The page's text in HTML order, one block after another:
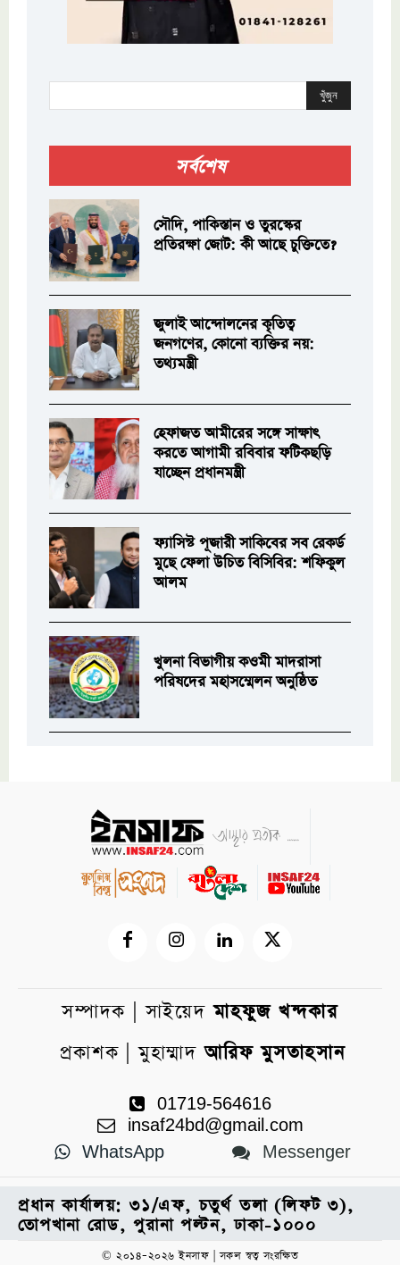
খুঁজুন
সর্বশেষ
সৌদি, পাকিস্তান ও তুরস্কের
প্রতিরক্ষা জোট: কী আছে চুক্তিতে?
জুলাই আন্দোলনের কৃতিত্ব
জনগণের, কোনো ব্যক্তির নয়:
তথ্যমন্ত্রী
হেফাজত আমীরের সঙ্গে সাক্ষাৎ
করতে আগামী রবিবার ফটিকছড়ি
যাচ্ছেন প্রধানমন্ত্রী
ফ্যাসিস্ট পূজারী সাকিবের সব রেকর্ড
মুছে ফেলা উচিত বিসিবির: শফিকুল
আলম
খুলনা বিভাগীয় কওমী মাদরাসা
পরিষদের মহাসম্মেলন অনুষ্ঠিত
সম্পাদক | সাইয়েদমাহফুজ খন্দকার
প্রকাশক | মুহাম্মাদআরিফ মুসতাহসান
01719-564616
insaf24bd@gmail.com
WhatsApp
Messenger
প্রধান কার্যালয়: ৩১/এফ, চতুর্থ তলা (লিফট ৩),
তোপখানা রোড, পুরানা পল্টন, ঢাকা-১০০০
© ২০১৪–২০২৬ ইনসাফ | সকল স্বত্ব সংরক্ষিত